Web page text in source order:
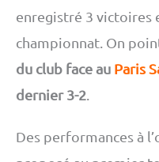
enregistré 3 victoires
championnat. On
du club face au Paris
dernier 3-2
Des performances à